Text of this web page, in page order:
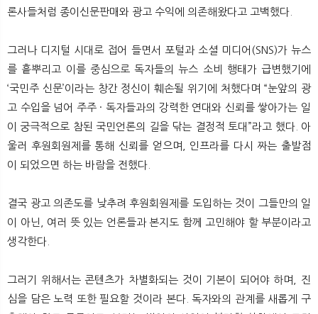
론사들처럼 종이신문판매와 광고 수익에 의존해왔다고 고백했다.
그러나 디지털 시대로 접어 들면서 포털과 소셜 미디어(SNS)가 뉴스
를 흩뿌리고 이를 중심으로 독자들의 뉴스 소비 행태가 급변했기에
‘국민주 신문’이라는 창간 정신이 훼손될 위기에 처했다며 “눈앞의 광
고 수입을 넘어 주주 · 독자들과의 강력한 연대와 신뢰를 쌓아가는 일
이 궁극적으로 참된 국민언론의 길을 닦는 결정적 토대”라고 했다. 아
울러 후원회원제를 통해 신뢰를 얻으며, 인프라를 다시 짜는 출발점
이 되었으면 하는 바람을 전했다.
결국 광고 의존도를 낮추려 후원회원제를 도입하는 것이 그들만의 일
이 아닌, 여러 뜻 있는 언론들과 본지도 함께 고민해야 할 부분이라고
생각한다.
그러기 위해서는 콘텐츠가 차별화되는 것이 기본이 되어야 하며, 진
심을 담은 노력 또한 필요할 것이라 본다. 독자와의 관계를 새롭게 구